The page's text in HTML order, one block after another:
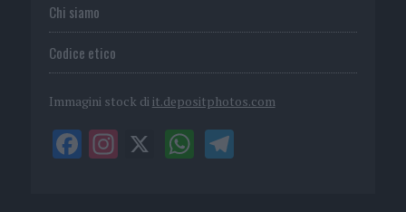
Chi siamo
Codice etico
Immagini stock di it.depositphotos.com